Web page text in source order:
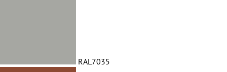
RAL7035